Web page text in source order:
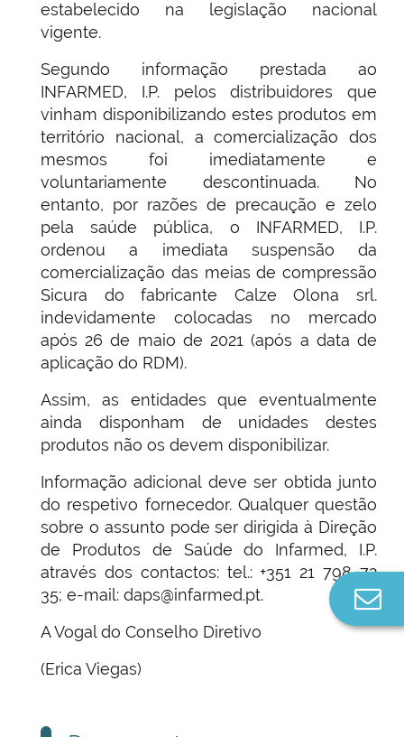
estabelecido na legislação nacional
vigente.
Segundo informação prestada ao
INFARMED, I.P. pelos distribuidores que
vinham disponibilizando estes produtos em
território nacional, a comercialização dos
mesmos foi imediatamente e
voluntariamente descontinuada. No
entanto, por razões de precaução e zelo
pela saúde pública, o INFARMED, I.P.
ordenou a imediata suspensão da
comercialização das meias de compressão
Sicura do fabricante Calze Olona srl.
indevidamente colocadas no mercado
após 26 de maio de 2021 (após a data de
aplicação do RDM).
Assim, as entidades que eventualmente
ainda disponham de unidades destes
produtos não os devem disponibilizar.
Informação adicional deve ser obtida junto
do respetivo fornecedor. Qualquer questão
sobre o assunto pode ser dirigida à Direção
de Produtos de Saúde do Infarmed, I.P.
através dos contactos: tel.: +351 21 798 72
35; e-mail: daps@infarmed.pt.
A Vogal do Conselho Diretivo
(Erica Viegas)